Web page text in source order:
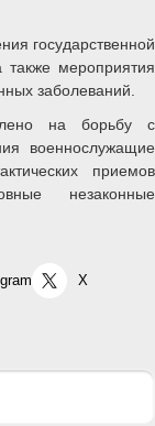
государственной
мероприятия
заболеваний.
на борьбу с
военнослужащие
приемов
незаконные
X